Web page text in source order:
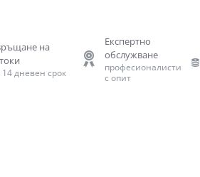
на
14 дневен срок
Експертно
обслужване
професионалисти
с опит